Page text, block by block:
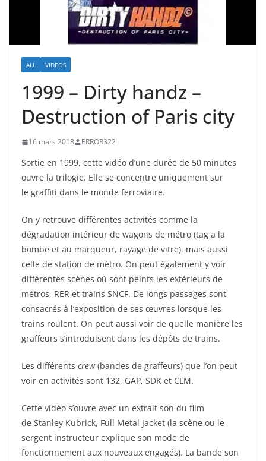
ALL VIDEOS
1999 – Dirty handz –
Destruction of Paris city
16 mars 2018 ERROR322
Sortie en 1999, cette vidéo d’une durée de 50 minutes
ouvre la trilogie. Elle se concentre uniquement sur
le graffiti dans le monde ferroviaire.
On y retrouve différentes activités comme la
dégradation intérieur de wagons de métro (tag a la
bombe et au marqueur, rayage de vitre), mais aussi
celle de station de métro. On peut également y voir
différentes scènes où sont peints les extérieurs de
métros, RER et trains SNCF. De longs passages sont
consacrés à l’exposition de ses œuvres lorsque les
trains roulent. On peut aussi voir de quelle manière les
graffeurs s’introduisent dans les dépôts de trains.
Les différents crew(bandes de graffeurs) que l’on peut
voir en activités sont 132, GAP, SDK et CLM.
Cette vidéo s’ouvre avec un extrait son du film
de Stanley Kubrick, Full Metal Jacket (la scène ou le
sergent instructeur explique son mode de
fonctionnement aux nouveaux engagés). La bande son